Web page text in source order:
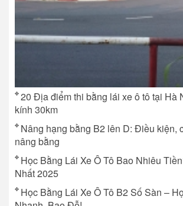
20 Địa điểm thi bằng lái xe ô tô tại Hà
kính 30km
Nâng hạng bằng B2 lên D: Điều kiện,
nâng bằng
Học Bằng Lái Xe Ô Tô Bao Nhiêu
Nhất 2025
Học Bằng Lái Xe Ô Tô B2 Số Sàn –